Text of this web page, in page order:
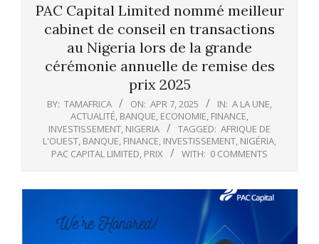
PAC Capital Limited nommé meilleur
cabinet de conseil en transactions
au Nigeria lors de la grande
cérémonie annuelle de remise des
prix 2025
BY: TAMAFRICA ON: APR 7, 2025 IN: A LA UNE,
ACTUALITÉ, BANQUE, ECONOMIE, FINANCE,
INVESTISSEMENT, NIGERIA TAGGED: AFRIQUE DE
L'OUEST, BANQUE, FINANCE, INVESTISSEMENT, NIGÉRIA,
PAC CAPITAL LIMITED, PRIX WITH: 0 COMMENTS